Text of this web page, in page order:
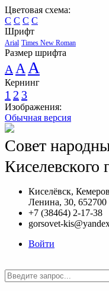
Цветовая схема:
C C C C
Шрифт
Arial Times New Roman
Размер шрифта
A A A
Кернинг
1 2 3
Изображения:
Обычная версия
Совет
Киселевского
Киселёвск,
Ленина, 30, 652700
+7 (38464) 2-17-38
gorsovet-
Войти